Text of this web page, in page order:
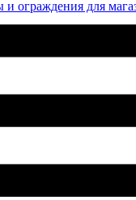
и ограждения для